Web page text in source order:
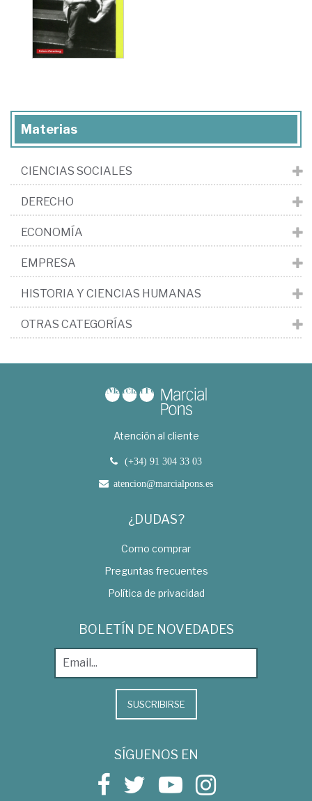
Materias
CIENCIAS SOCIALES
DERECHO
ECONOMÍA
EMPRESA
HISTORIA Y CIENCIAS HUMANAS
OTRAS CATEGORÍAS
Atención al cliente
(+34) 91 304 33 03
atencion@marcialpons.es
¿DUDAS?
Como comprar
Preguntas frecuentes
Política de privacidad
BOLETÍN DE NOVEDADES
SUSCRIBIRSE
SÍGUENOS EN